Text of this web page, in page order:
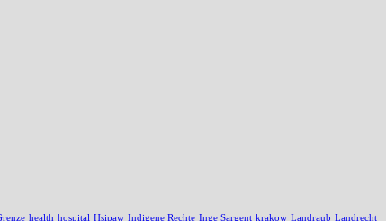
health hospital Hsipaw Indigene Rechte Inge Sargent krakow Landraub Landrecht